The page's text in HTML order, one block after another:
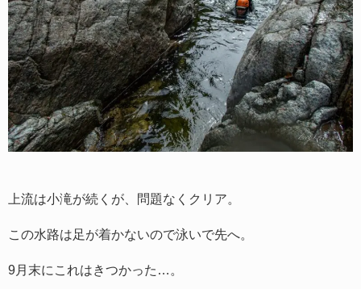
上流は小滝が続くが、問題なくクリア。
この水路は足が着かないので泳いで先へ。
9月末にこれはきつかった…。